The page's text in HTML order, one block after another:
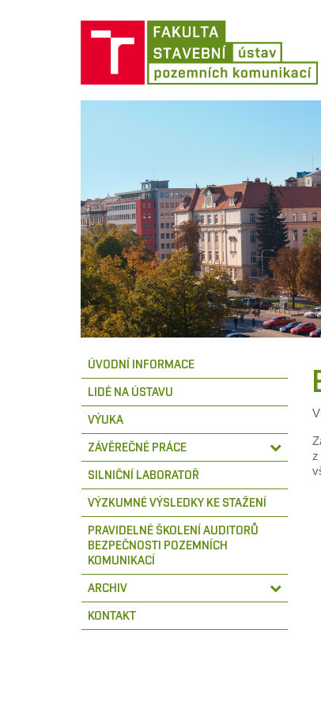
ÚVODNÍ INFORMACE
LIDÉ NA ÚSTAVU
VÝUKA
ZÁVĚREČNÉ PRÁCE
SILNIČNÍ LABORATOŘ
VÝZKUMNÉ VÝSLEDKY KE STAŽENÍ
PRAVIDELNÉ ŠKOLENÍ AUDITORŮ
BEZPEČNOSTI POZEMNÍCH
KOMUNIKACÍ
ARCHIV
KONTAKT